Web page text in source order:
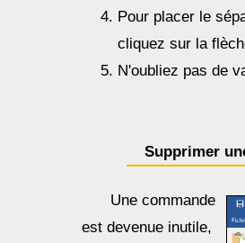
Pour placer le
cliquez sur la
N'oubliez pas de
Supprimer
Une commande
est devenue inutile,